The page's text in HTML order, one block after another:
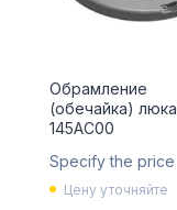
Обрамление
(обечайка) люка BEKO
145AC00
Specify the price
Цену уточняйте